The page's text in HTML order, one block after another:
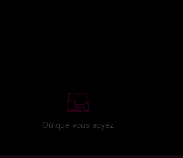
Où que vous soyez